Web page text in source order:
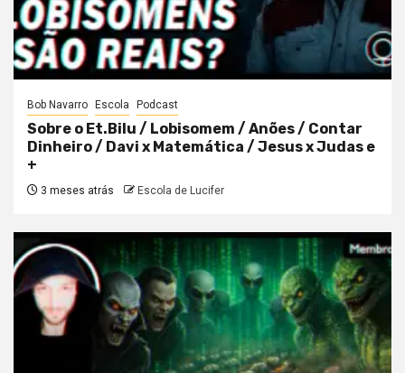
Bob Navarro Escola Podcast
Sobre o Et.Bilu / Lobisomem / Anões / Contar
Dinheiro / Davi x Matemática / Jesus x Judas e
+
3 meses atrás Escola de Lucifer